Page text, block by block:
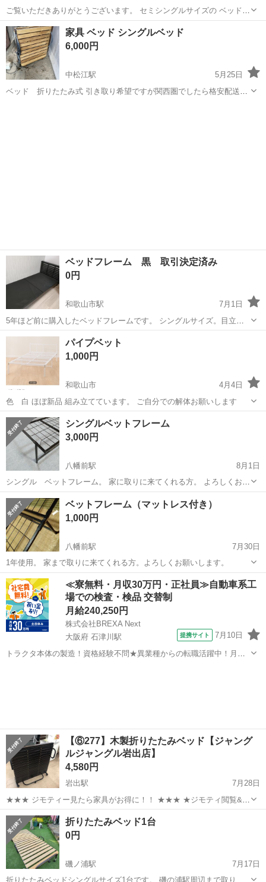
ご覧いただきありがとうございます。 セミシングルサイズの ベッドフ
レーム マットレス リネン類込 2台セット です。 引取に来て、運び出
してくださる場合の、2台分のお値段です。 （マンション、エレベー
ター有） 小学生...
和歌山 和歌山市 ベッド フレーム
家具 ベッド シングルベッド
6,000円
中松江駅
5月25日
ベッド 折りたたみ式 引き取り希望ですが関西圏でしたら格安配送い
ベッドフレーム 黒 取引決定済み
0円
和歌山市駅
7月1日
5年ほど前に購入したベッドフレームです。 シングルサイズ。目立っ
た傷はありません。 コンセント付き 引っ越しのために処分するのでお
譲りします。 7/1.7/2に引き取っていただけると有り難いです。 取りに
来れる方限定です。 ...
和歌山 和歌山市 和歌山市駅
パイプベット
1,000円
和歌山市
4月4日
色 白 ほぼ新品 組み立てています。 ご自分での解体お願いします
和歌山 和歌山市 ベッド パイプ
シングルベットフレーム
3,000円
八幡前駅
8月1日
シングル ベットフレーム。 家に取りに来てくれる方。 よろしくお願
いします。
和歌山 和歌山市 八幡前駅
ベットフレーム（マットレス付き）
1,000円
八幡前駅
7月30日
1年使用。 家まで取りに来てくれる方。よろしくお願いします。
和歌山 和歌山市 八幡前駅 ベッド
≪寮無料・月収30万円・正社員≫自動車系工
場での検査・検品 交替制
月給240,250円
株式会社BREXA Next
大阪府 石津川駅
提携サイト 7月10日
トラクタ本体の製造！資格経験不問★異業種からの転職活躍中！月収
【⑥277】木製折りたたみベッド【ジャング
ルジャングル岩出店】
4,580円
岩出駅
7月28日
★★★ ジモティー見たら家具がお得に！！ ★★★ ★ジモティ閲覧&お
持ち帰りで12%OFF★ こちらの家具を店頭にてご購入の際にレジスタ
ッフに 「ジモティーを見た」と言っていただくと、 商品ページの価格
より"...
和歌山 岩出市 岩出駅 ベッド ジャングル
折りたたみベッド1台
0円
磯ノ浦駅
7月17日
折りたたみベッドシングルサイズ1台です。 磯の浦駅周辺まで取りに